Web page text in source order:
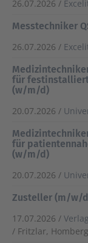
26.07.2026 /
Messtechniker
26.07.2026 /
für
(w/m/d)
20.07.2026 /
für
(w/m/d)
20.07.2026 /
Zusteller (m/w/
17.07.2026 /
/ Fritzlar,